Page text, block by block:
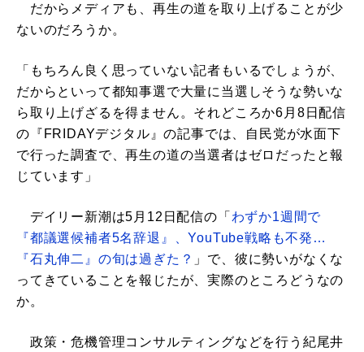
だからメディアも、再生の道を取り上げることが少
ないのだろうか。
「もちろん良く思っていない記者もいるでしょうが、
だからといって都知事選で大量に当選しそうな勢いな
ら取り上げざるを得ません。それどころか6月8日配信
の『FRIDAYデジタル』の記事では、自民党が水面下
で行った調査で、再生の道の当選者はゼロだったと報
じています」
デイリー新潮は5月12日配信の「 わずか1週間で
『都議選候補者5名辞退』、YouTube戦略も不発…
『石丸伸二』の旬は過ぎた？ 」で、彼に勢いがなくな
ってきていることを報じたが、実際のところどうなの
か。
政策・危機管理コンサルティングなどを行う紀尾井